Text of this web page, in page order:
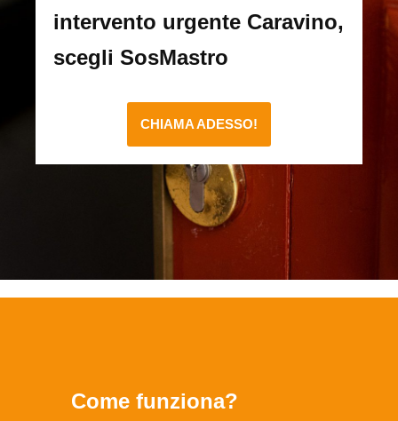
intervento urgente Caravino,
scegli SosMastro
CHIAMA ADESSO!
Come funziona?